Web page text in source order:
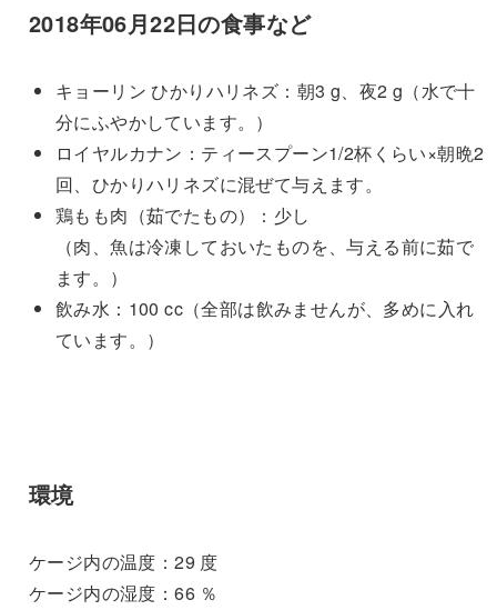
2018年06月22日の食事など
キョーリン ひかりハリネズ：朝3 g、夜2 g（水で十
分にふやかしています。）
ロイヤルカナン：ティースプーン1/2杯くらい×朝晩2
回、ひかりハリネズに混ぜて与えます。
鶏もも肉（茹でたもの）：少し
（肉、魚は冷凍しておいたものを、与える前に茹で
ます。）
飲み水：100 cc（全部は飲みませんが、多めに入れ
ています。）
環境
ケージ内の温度：29 度
ケージ内の湿度：66 ％